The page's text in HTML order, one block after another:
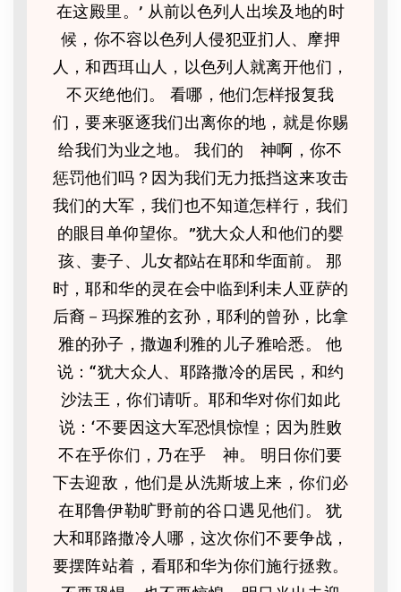
在这殿里。’ 从前以色列人出埃及地的时
候，你不容以色列人侵犯亚扪人、摩押
人，和西珥山人，以色列人就离开他们，
不灭绝他们。 看哪，他们怎样报复我
们，要来驱逐我们出离你的地，就是你赐
给我们为业之地。 我们的 神啊，你不
惩罚他们吗？因为我们无力抵挡这来攻击
我们的大军，我们也不知道怎样行，我们
的眼目单仰望你。”犹大众人和他们的婴
孩、妻子、儿女都站在耶和华面前。 那
时，耶和华的灵在会中临到利未人亚萨的
后裔－玛探雅的玄孙，耶利的曾孙，比拿
雅的孙子，撒迦利雅的儿子雅哈悉。 他
说：“犹大众人、耶路撒冷的居民，和约
沙法王，你们请听。耶和华对你们如此
说：‘不要因这大军恐惧惊惶；因为胜败
不在乎你们，乃在乎 神。 明日你们要
下去迎敌，他们是从洗斯坡上来，你们必
在耶鲁伊勒旷野前的谷口遇见他们。 犹
大和耶路撒冷人哪，这次你们不要争战，
要摆阵站着，看耶和华为你们施行拯救。